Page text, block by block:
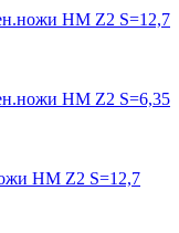
HM Z2 S=12,7
HM Z2 S=6,35
HM Z2 S=12,7